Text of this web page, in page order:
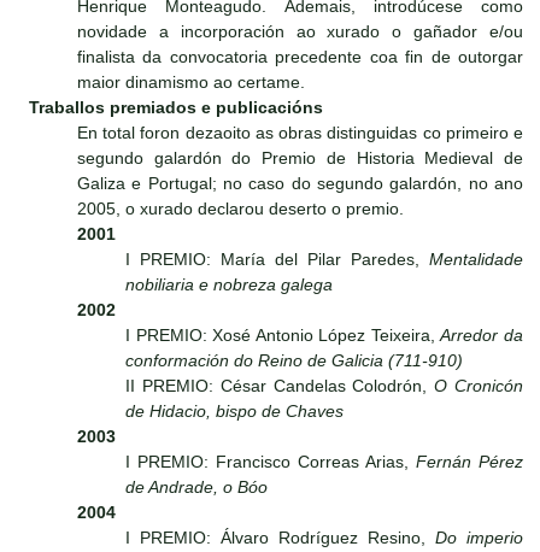
Henrique Monteagudo. Ademais, introdúcese como
novidade a incorporación ao xurado o gañador e/ou
finalista da convocatoria precedente coa fin de outorgar
maior dinamismo ao certame.
Traballos premiados e publicacións
En total foron dezaoito as obras distinguidas co primeiro e
segundo galardón do Premio de Historia Medieval de
Galiza e Portugal; no caso do segundo galardón, no ano
2005, o xurado declarou deserto o premio.
2001
I PREMIO: María del Pilar Paredes, Mentalidade
nobiliaria e nobreza galega
2002
I PREMIO: Xosé Antonio López Teixeira,Arredor da
conformación do Reino de Galicia (711-910)
II PREMIO: César Candelas Colodrón,O Cronicón
de Hidacio, bispo de Chaves
2003
I PREMIO: Francisco Correas Arias, Fernán Pérez
de Andrade, o Bóo
2004
I PREMIO: Álvaro Rodríguez Resino, Do imperio